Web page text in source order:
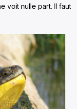
voit nulle part. Il faut